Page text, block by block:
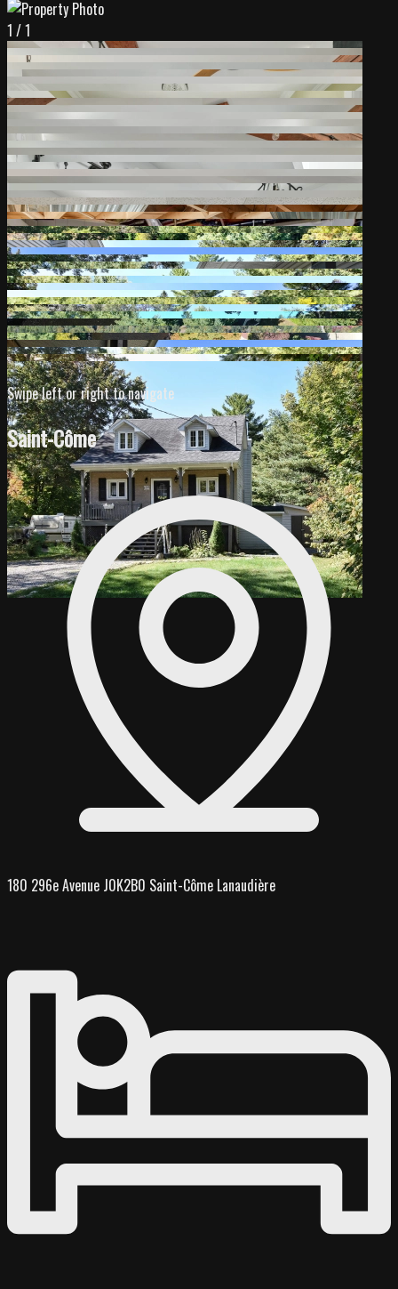
1 /1
Swipe left or right to navigate
Saint-Côme
180 296e Avenue J0K2B0 Saint-Côme Lanaudière